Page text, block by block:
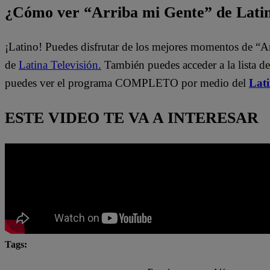
¿Cómo ver “Arriba mi Gente” de
¡Latino! Puedes disfrutar de los mejores momentos de
de Latina Televisión. También puedes acceder a la lista
puedes ver el programa COMPLETO por medio del
ESTE VIDEO TE VA A INTERESAR
Tags: